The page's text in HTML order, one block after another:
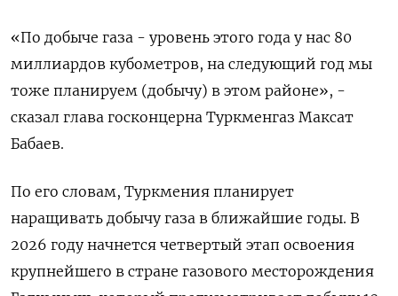
«По добыче газа - уровень этого года у нас 80
миллиардов кубометров, на следующий год мы
тоже планируем (добычу) в этом районе», -
сказал глава госконцерна Туркменгаз Максат
Бабаев.
По его словам, Туркмения планирует
наращивать добычу газа в ближайшие годы. В
2026 году начнется четвертый этап освоения
крупнейшего в стране газового месторождения